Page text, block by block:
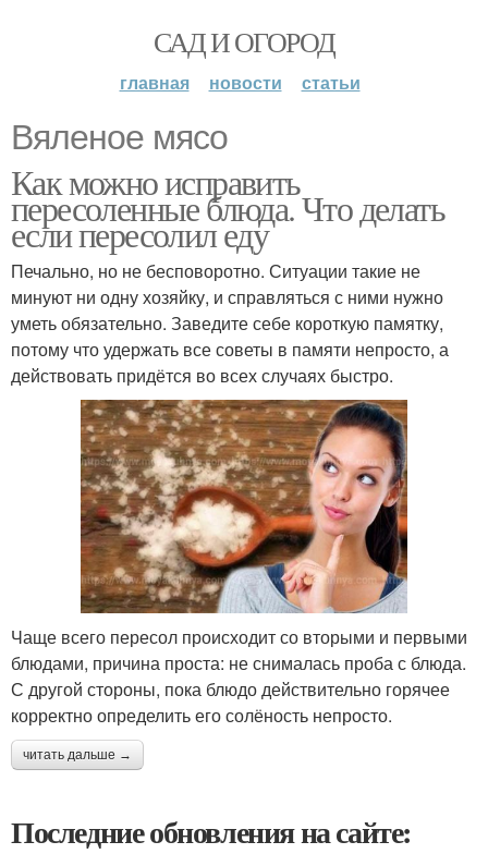
САД И ОГОРОД
главная новости статьи
Вяленое мясо
Как можно исправить
пересоленные блюда. Что делать
если пересолил еду
Печально, но не бесповоротно. Ситуации такие не
минуют ни одну хозяйку, и справляться с ними нужно
уметь обязательно. Заведите себе короткую памятку,
потому что удержать все советы в памяти непросто, а
действовать придётся во всех случаях быстро.
Чаще всего пересол происходит со вторыми и первыми
блюдами, причина проста: не снималась проба с блюда.
С другой стороны, пока блюдо действительно горячее
корректно определить его солёность непросто.
читать дальше →
Последние обновления на сайте: